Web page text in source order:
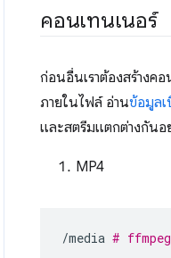
คอนเทนเนอร์
ก่อนอื่นเราต้องสร้างค
ภายในไฟล์ อ่านข้อมูล
และสตรีมแตกต่างกันอ
MP4
/media #